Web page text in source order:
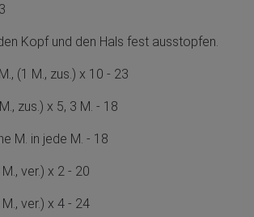
Kopf und den Hals fest ausstopfen.
(1 M., zus.) x 10 - 23
zus.) x 5, 3 M. - 18
M. in jede M. - 18
ver.) x 2 - 20
ver.) x 4 - 24